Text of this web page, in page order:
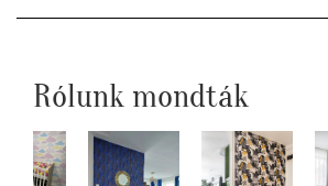
Rólunk mondták